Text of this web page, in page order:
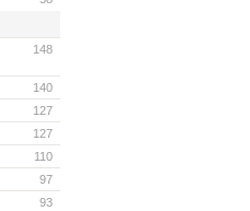
148
140
127
127
110
97
93